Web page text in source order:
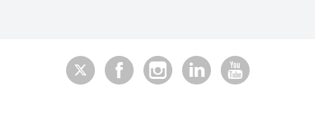
Twitter
Facebook
Instagram